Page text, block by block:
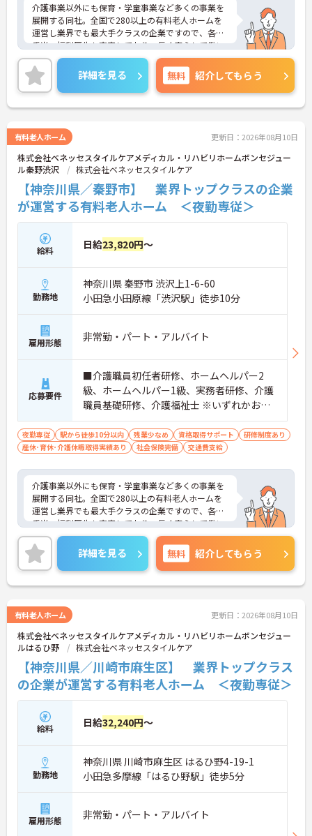
介護事業以外にも保育・学童事業など多くの事業を
展開する同社。全国で280以上の有料老人ホームを
運営し業界でも最大手クラスの企業ですので、各種
手当、福利厚生も充実しており、長く安心して働い
ていただける環境です。ご興味ある方には、面接対
策ポイントなど、さらに詳細をお話しいたしますの
でお気軽にご相談ください。
詳細を見る 無料 紹介してもらう
有料老人ホーム 更新日：2026年08月10日
株式会社ベネッセスタイルケアメディカル・リハビリホームボンセジュー
ル秦野渋沢
株式会社ベネッセスタイルケア
【神奈川県／秦野市】 業界トップクラスの企業
が運営する有料老人ホーム ＜夜勤専従＞
給料 日給23,820円～
勤務地
神奈川県 秦野市 渋沢上1-6-60
小田急小田原線「渋沢駅」徒歩10分
雇用形態 非常勤・パート・アルバイト
応募要件
■介護職員初任者研修、ホームヘルパー2
級、ホームヘルパー1級、実務者研修、介護
職員基礎研修、介護福祉士 ※いずれかお持
ちの方 ※資格をお持ちでない方も相談可
夜勤専従 駅から徒歩10分以内 残業少なめ 資格取得サポート
研修制度あり
産休･育休･介護休暇取得実績あり
社会保険完備 交通費支給
介護事業以外にも保育・学童事業など多くの事業を
展開する同社。全国で280以上の有料老人ホームを
運営し業界でも最大手クラスの企業ですので、各種
手当、福利厚生も充実しており、長く安心して働い
ていただける環境です。ご興味ある方には、面接対
策ポイントなど、さらに詳細をお話しいたしますの
でお気軽にご相談ください。
詳細を見る 無料 紹介してもらう
有料老人ホーム 更新日：2026年08月10日
株式会社ベネッセスタイルケアメディカル・リハビリホームボンセジュー
ルはるひ野
株式会社ベネッセスタイルケア
【神奈川県／川崎市麻生区】 業界トップクラス
の企業が運営する有料老人ホーム ＜夜勤専従＞
給料 日給32,240円～
勤務地
神奈川県 川崎市麻生区 はるひ野4-19-1
小田急多摩線「はるひ野駅」徒歩5分
雇用形態 非常勤・パート・アルバイト